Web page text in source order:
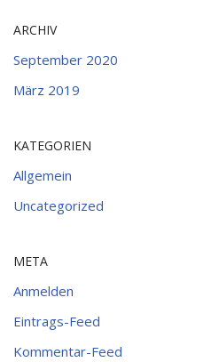
ARCHIV
September 2020
März 2019
KATEGORIEN
Allgemein
Uncategorized
META
Anmelden
Eintrags-Feed
Kommentar-Feed